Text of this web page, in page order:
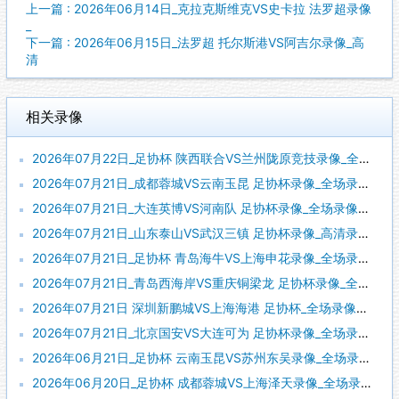
上一篇 : 2026年06月14日_克拉克斯维克VS史卡拉 法罗超录像
下一篇 : 2026年06月15日_法罗超 托尔斯港VS阿吉尔录像_高
清
相关录像
2026年07月22日_足协杯 陕西联合VS兰州陇原竞技录像_全场录像【视频集锦】
2026年07月21日_成都蓉城VS云南玉昆 足协杯录像_全场录像【全场回放】
2026年07月21日_大连英博VS河南队 足协杯录像_全场录像【全场回放】
2026年07月21日_山东泰山VS武汉三镇 足协杯录像_高清录像【全场回放】
2026年07月21日_足协杯 青岛海牛VS上海申花录像_全场录像【全场回放】
2026年07月21日_青岛西海岸VS重庆铜梁龙 足协杯录像_全场录像【全场回放】
2026年07月21日 深圳新鹏城VS上海海港 足协杯_全场录像【全场回放】
2026年07月21日_北京国安VS大连可为 足协杯录像_全场录像【全场回放】
2026年06月21日_足协杯 云南玉昆VS苏州东吴录像_全场录像【高清回放】
2026年06月20日_足协杯 成都蓉城VS上海泽天录像_全场录像【高清回放】